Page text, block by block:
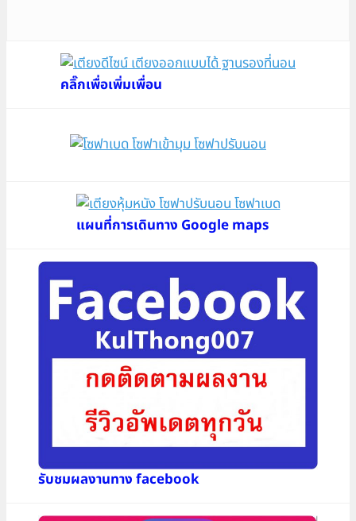
฿24,900.฿22,900.
คลิ๊กเพื่อเพิ่มเพื่อน
แผนที่การเดินทาง Google maps
รับชมผลงานทาง facebook